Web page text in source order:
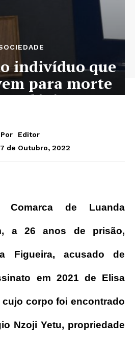
indivíduo que
para morte
colégio
Por
Editor
de Outubro, 2022
de Luanda
a 26 anos de prisão,
Figueira, acusado de
em 2021 de Elisa
cujo corpo foi encontrado
Nzoji Yetu, propriedade